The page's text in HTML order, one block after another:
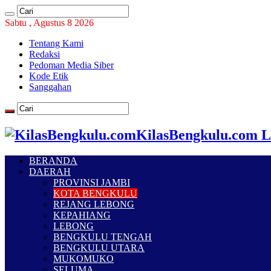
Sabtu , Agustus 8 2026
Tentang Kami
Redaksi
Pedoman Media Siber
Kode Etik
Sanggahan
KilasBengkulu.com
BERANDA
DAERAH
PROVINSI JAMBI
KOTA BENGKULU
REJANG LEBONG
KEPAHIANG
LEBONG
BENGKULU TENGAH
BENGKULU UTARA
MUKOMUKO